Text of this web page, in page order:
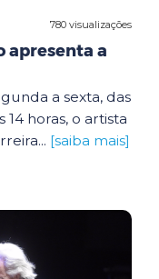
780 visualizações
apresenta a
a sexta, das
14 horas, o artista
[saiba mais]